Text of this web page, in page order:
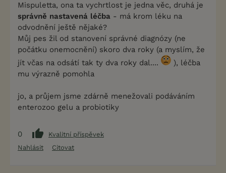
Mispuletta, ona ta vychrtlost je jedna věc, druhá je
správně nastavená léčba - má krom léku na
odvodnění ještě nějaké?
Můj pes žil od stanovení správné diagnózy (ne
počátku onemocnění) skoro dva roky (a myslím, že
jít včas na odsátí tak ty dva roky dal....
), léčba
mu výrazně pomohla
jo, a průjem jsme zdárně menežovali podáváním
enterozoo gelu a probiotiky
0
Kvalitní příspěvek
Nahlásit
Citovat